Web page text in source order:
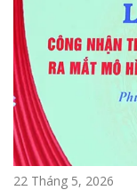
22 Tháng 5, 2026